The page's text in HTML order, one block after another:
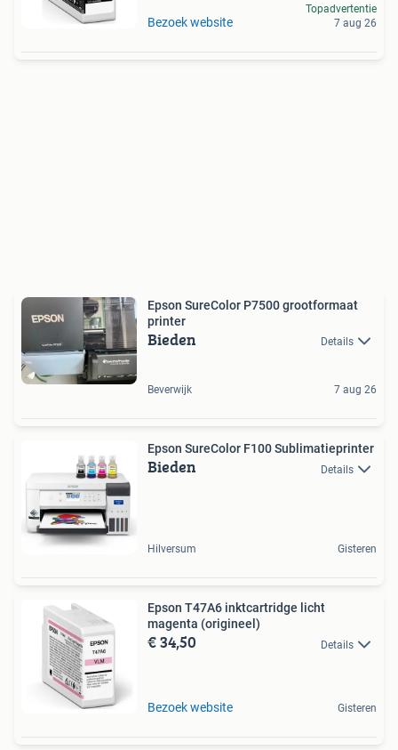
Bezoek website
Topadvertentie
7 aug 26
Epson SureColor P7500 grootformaat
printer
Bieden Details
Beverwijk 7 aug 26
Epson SureColor F100 Sublimatieprinter
Bieden Details
Hilversum Gisteren
Epson T47A6 inktcartridge licht
magenta (origineel)
€ 34,50 Details
Bezoek website Gisteren